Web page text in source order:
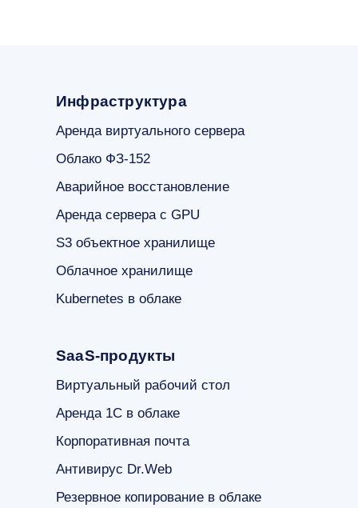
Инфраструктура
Аренда виртуального сервера
Облако ФЗ-152
Аварийное восстановление
Аренда сервера с GPU
S3 объектное хранилище
Облачное хранилище
Kubernetes в облаке
SaaS-продукты
Виртуальный рабочий стол
Аренда 1С в облаке
Корпоративная почта
Антивирус Dr.Web
Резервное копирование в облаке